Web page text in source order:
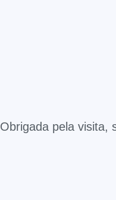
Obrigada pela visita,